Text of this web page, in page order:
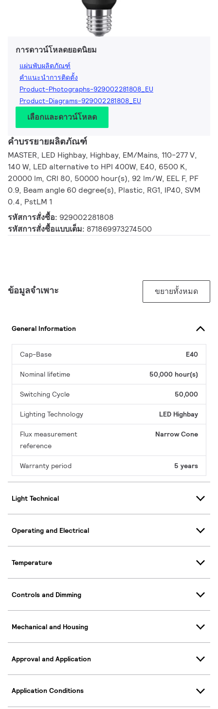
การดาวน์โหลดยอดนิยม
แผ่นพับผลิตภัณฑ์
คำแนะนำการติดตั้ง
Product-Photographs-929002281808_EU
Product-Diagrams-929002281808_EU
เลือกและดาวน์โหลด
คำบรรยายผลิตภัณฑ์
MASTER, LED Highbay, Highbay, EM/Mains, 110-277 V,
140 W, LED alternative to HPI 400W, E40, 6500 K,
20000 lm, CRI 80, 50000 hour(s), 92 lm/W, EEL F, PF
0.9, Beam angle 60 degree(s), Plastic, RG1, IP40, SVM
0.4, PstLM 1
รหัสการสั่งซื้อ: 929002281808
รหัสการสั่งซื้อแบบเต็ม: 871869973274500
ข้อมูลจำเพาะ ขยายทั้งหมด
General Information
Cap-Base E40
Nominal lifetime 50,000 hour(s)
Switching Cycle 50,000
Lighting Technology LED Highbay
Flux measurement
reference
Narrow Cone
Warranty period 5 years
Light Technical
Operating and Electrical
Temperature
Controls and Dimming
Mechanical and Housing
Approval and Application
Application Conditions